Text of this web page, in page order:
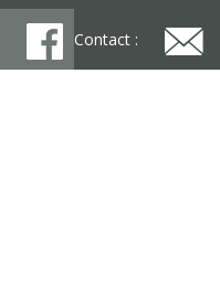
Contact :